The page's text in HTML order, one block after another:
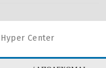
Hyper Center